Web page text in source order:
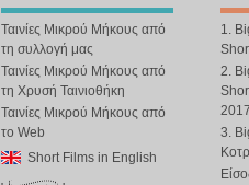
Ταινίες Μικρού Μήκους από
τη συλλογή μας
Ταινίες Μικρού Μήκους από
τη Χρυσή Ταινιοθήκη
Ταινίες Μικρού Μήκους από
το Web
Short Films in English
1.
2.
3.